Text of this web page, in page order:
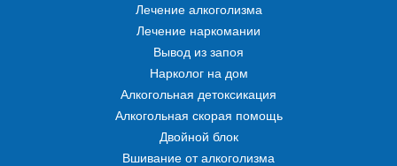
Лечение алкоголизма
Лечение наркомании
Вывод из запоя
Нарколог на дом
Алкогольная детоксикация
Алкогольная скорая помощь
Двойной блок
Вшивание от алкоголизма